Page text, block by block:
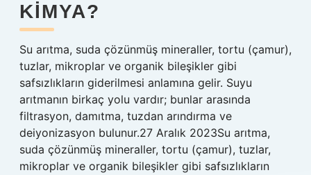
KIMYA?
Su arıtma, suda çözünmüş mineraller, tortu (çamur),
tuzlar, mikroplar ve organik bileşikler gibi
safsızlıkların giderilmesi anlamına gelir. Suyu
arıtmanın birkaç yolu vardır; bunlar arasında
filtrasyon, damıtma, tuzdan arındırma ve
deiyonizasyon bulunur.27 Aralık 2023Su arıtma,
suda çözünmüş mineraller, tortu (çamur), tuzlar,
mikroplar ve organik bileşikler gibi safsızlıkların